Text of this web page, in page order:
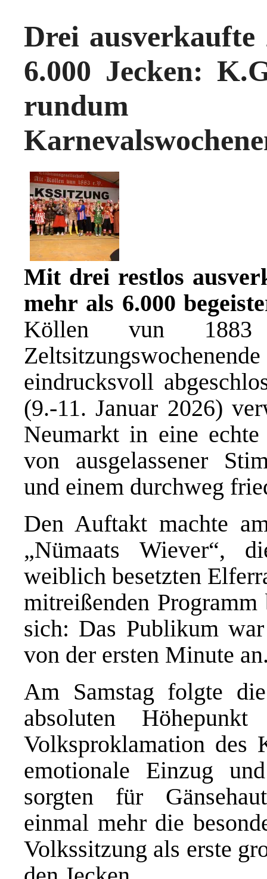
Drei
6.000 Jecken:
rundum
Mit drei restlos
mehr als 6.000
Köllen vun
eindrucksvoll
(9.-11. Januar 2026)
Neumarkt in eine
von ausgelassener
und einem durchweg
Den Auftakt machte
„Nümaats Wiever“,
weiblich besetzten
mitreißenden
sich: Das Publikum
von der ersten Minute
Am Samstag folgte
absoluten
Volksproklamation des
emotionale Einzug
sorgten für
einmal mehr die
Volkssitzung als erste